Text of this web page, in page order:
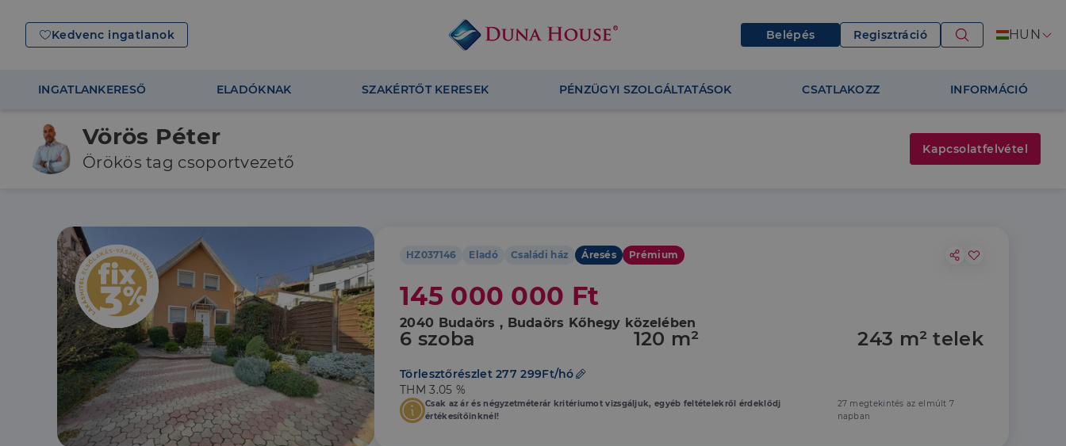
Kedvenc ingatlanok Belépés Regisztráció HUN
INGATLANKERESŐ ELADÓKNAK SZAKÉRTŐT KERESEK PÉNZÜGYI SZOLGÁLTATÁSOK CSATLAKOZZ INFORMÁCIÓ
HZ037146 Eladó Családi ház Áresés Prémium
145 000 000 Ft
2040 Budaörs , Budaörs Kőhegy közelében
6 szoba 120 m² 243 m² telek
Törlesztőrészlet 277 299Ft/hó
THM 3.05 %
Csak az ár és négyzetméterár kritériumot vizsgáljuk, egyéb feltételekről érdeklődj
értékesítőinknél!
27 megtekintés az elmúlt 7
napban
Vörös Péter
Örökös tag csoportvezető
Kapcsolatfelvétel